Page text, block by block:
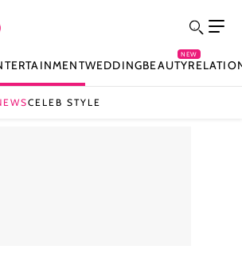
WEDDINGBEAUTY
NEW
CELEB STYLE